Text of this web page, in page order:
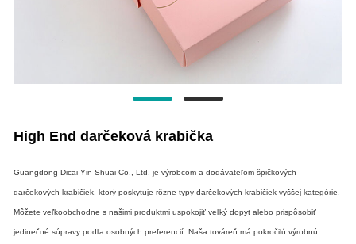
High End darčeková krabička
Guangdong Dicai Yin Shuai Co., Ltd. je výrobcom a dodávateľom špičkových
darčekových krabičiek, ktorý poskytuje rôzne typy darčekových krabičiek vyššej kategórie.
Môžete veľkoobchodne s našimi produktmi uspokojiť veľký dopyt alebo prispôsobiť
jedinečné súpravy podľa osobných preferencií. Naša továreň má pokročilú výrobnú